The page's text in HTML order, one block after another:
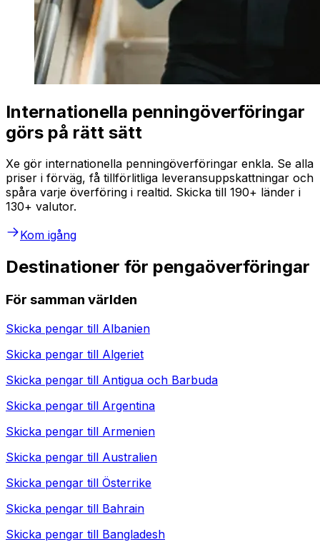
Internationella penningöverföringar
görs på rätt sätt
Xe gör internationella penningöverföringar enkla. Se alla
priser i förväg, få tillförlitliga leveransuppskattningar och
spåra varje överföring i realtid. Skicka till 190+ länder i
130+ valutor.
Kom igång
Destinationer för pengaöverföringar
För samman världen
Skicka pengar till Albanien
Skicka pengar till Algeriet
Skicka pengar till Antigua och Barbuda
Skicka pengar till Argentina
Skicka pengar till Armenien
Skicka pengar till Australien
Skicka pengar till Österrike
Skicka pengar till Bahrain
Skicka pengar till Bangladesh